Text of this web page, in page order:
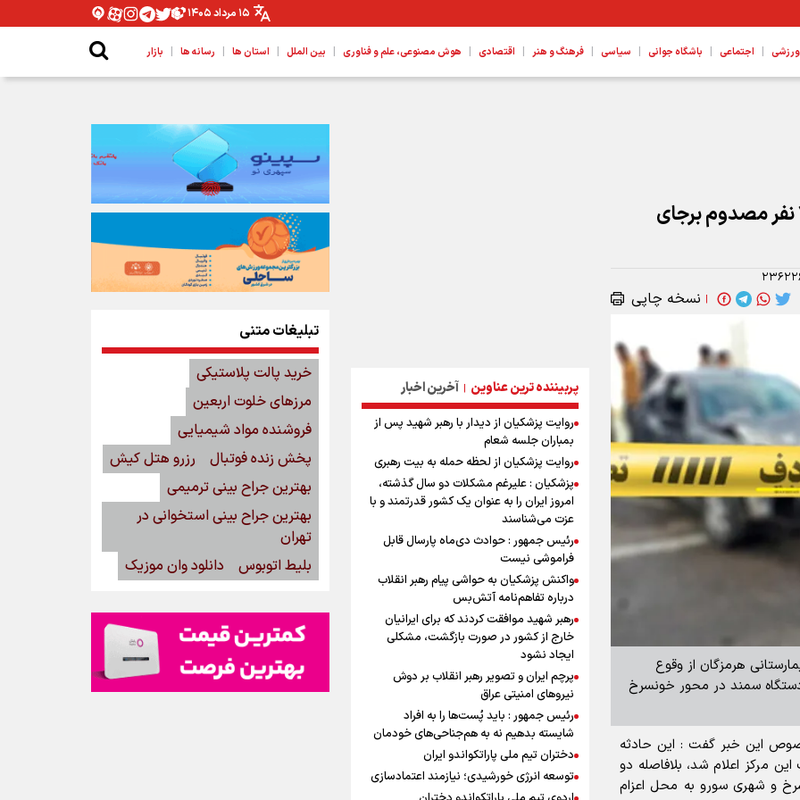
۱۵ مرداد ۱۴۰۵
ورزشی | اجتماعی | باشگاه جوانی | سیاسی | فرهنگ و هنر | اقتصادی | هوش مصنوعی، علم و فناوری | بین الملل | استان ها | رسانه ها | بازار
تصادف در محور خونسرخ به بندرعباس ۷ نفر مصدوم برجای
| نسخه چاپی
هرمزگان از وقوع
دو دستگاه خودرو پژو ۴۰۵ و یک دستگاه سمند در محور خونسرخ
این خبر گفت : این حادثه
این مرکز اعلام شد، بلافاصله دو
و شهری سورو به محل اعزام
پربیننده ترین عناوین | آخرین اخبار
روایت پزشکیان از دیدار با رهبر شهید پس از
بمباران جلسه شعام
روایت پزشکیان از لحظه حمله به بیت رهبری
پزشکیان : علیرغم مشکلات دو سال گذشته،
امروز ایران را به عنوان یک کشور قدرتمند و با
عزت می‌شناسند
رئیس جمهور : حوادث دی‌ماه پارسال قابل
فراموشی نیست
واکنش پزشکیان به حواشی پیام رهبر انقلاب
درباره تفاهم‌نامه آتش‌بس
رهبر شهید موافقت کردند که برای ایرانیان
خارج از کشور در صورت بازگشت، مشکلی
ایجاد نشود
پرچم ایران و تصویر رهبر انقلاب بر دوش
نیروهای امنیتی عراق
رئیس جمهور : باید پُست‌ها را به افراد
شایسته بدهیم نه به هم‌جناحی‌های خودمان
دختران تیم ملی پاراتکواندو ایران
توسعه انرژی خورشیدی؛ نیازمند اعتمادسازی
تبلیغات متنی
خرید پالت پلاستیکی
مرزهای خلوت اربعین
فروشنده مواد شیمیایی
پخش زنده فوتبال
رزرو هتل کیش
بهترین جراح بینی ترمیمی
بهترین جراح بینی استخوانی در
تهران
بلیط اتوبوس
دانلود وان موزیک